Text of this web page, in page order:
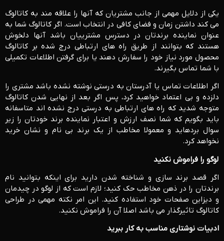
یکی از دلایل مهمی از جانب مشتریان که آنها را علاقه مند به کاتالوگ
می کند داشتن زمان و فضای کافی در انتخاب است. اگر کاتالوگ شما به
عنوان نماینده برندتان در دسترس مشترییان باشد آنها دلخوش
هستند که بتوانند از طریق راه های ارتباطی درج شده بر کاتالوگ
محصول مورد نیاز خود را سفارش دهند یا برای گرفتن اطلاعات تکمیلی
با شما تماس بگیرند.
اگر اطلاعات تماس یا آدرستان به درستی نوشته نشده باشد مشتری را
دلزده و بی اعتماد خواهید کرد، پس اگر بعد از نهایی شدن کاتالوگ
متوجه شدید که راه های ارتباطی به درستی درج نشده اند متاسفانه
باید بگویم که شما نصف ارزش و اعتبار نماینده برند خودتان را زیر
سوال برده­اید و معمولا مخاطب از یک برند بی نام و نشان خرید
نخواهد کرد.
لوگو را فراموش نکنید
اگر قصد برند سازی و شناخته شدن دارید برای اینکه بتوانید نام
برندتان را در ذهن مخاطب حک کنید؛ لازم است که از لوگو در چیدمان
و دیزاین صفحات خود استفاده کنید. این امر نکته مهمی در طراحی
کاتالوگ تاثیرگذار می باشد اصلا آن را فراموش نکنید.
ادبیات نوشتاری مناسب به کار ببرید